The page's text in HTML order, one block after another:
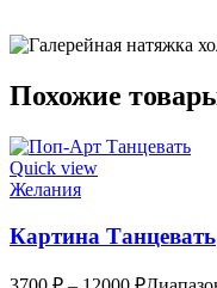
Похожие
Quick view
Желания
Картина Танцевать